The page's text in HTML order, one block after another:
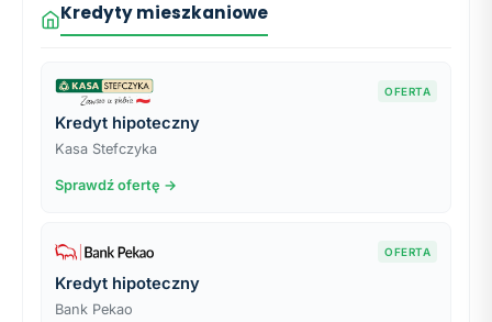
Kredyty mieszkaniowe
OFERTA
Kredyt hipoteczny
Kasa Stefczyka
Sprawdź ofertę →
OFERTA
Kredyt hipoteczny
Bank Pekao